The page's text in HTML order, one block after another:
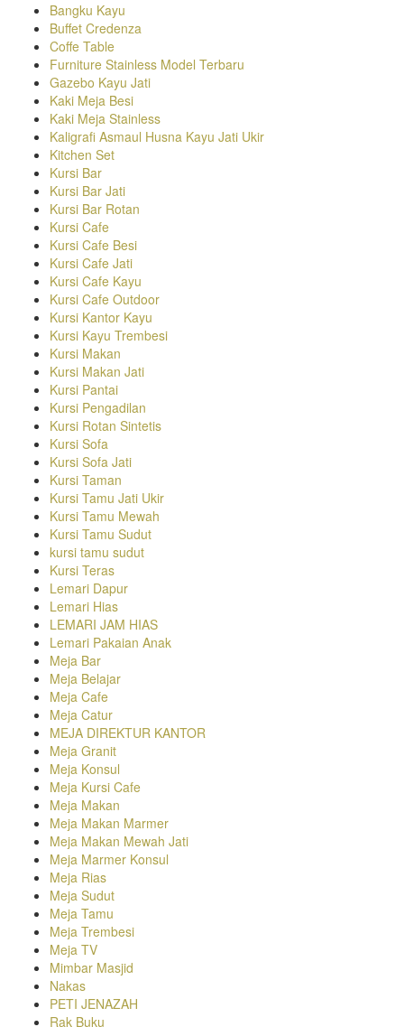
Bangku Kayu
Buffet Credenza
Coffe Table
Furniture Stainless Model Terbaru
Gazebo Kayu Jati
Kaki Meja Besi
Kaki Meja Stainless
Kaligrafi Asmaul Husna Kayu Jati Ukir
Kitchen Set
Kursi Bar
Kursi Bar Jati
Kursi Bar Rotan
Kursi Cafe
Kursi Cafe Besi
Kursi Cafe Jati
Kursi Cafe Kayu
Kursi Cafe Outdoor
Kursi Kantor Kayu
Kursi Kayu Trembesi
Kursi Makan
Kursi Makan Jati
Kursi Pantai
Kursi Pengadilan
Kursi Rotan Sintetis
Kursi Sofa
Kursi Sofa Jati
Kursi Taman
Kursi Tamu Jati Ukir
Kursi Tamu Mewah
Kursi Tamu Sudut
kursi tamu sudut
Kursi Teras
Lemari Dapur
Lemari Hias
LEMARI JAM HIAS
Lemari Pakaian Anak
Meja Bar
Meja Belajar
Meja Cafe
Meja Catur
MEJA DIREKTUR KANTOR
Meja Granit
Meja Konsul
Meja Kursi Cafe
Meja Makan
Meja Makan Marmer
Meja Makan Mewah Jati
Meja Marmer Konsul
Meja Rias
Meja Sudut
Meja Tamu
Meja Trembesi
Meja TV
Mimbar Masjid
Nakas
PETI JENAZAH
Rak Buku